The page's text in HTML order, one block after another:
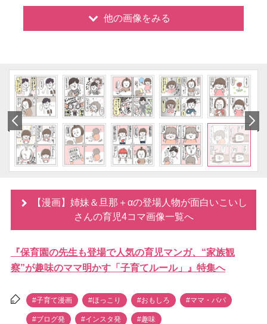
他の画像をみる
【漫画】姉妹＆旦那＋αの登場人物が面白いこいし
さんの育児4コマ画像一覧へ
『保育園の先生も登場で人気の育児マンガ、“家族観
察”が趣味のママ明かす「子育てルール」』特集へ
#子育て漫画 #ほっこり #おもしろ #ママ・パパ
#ブログ発 #インスタ発 #趣味